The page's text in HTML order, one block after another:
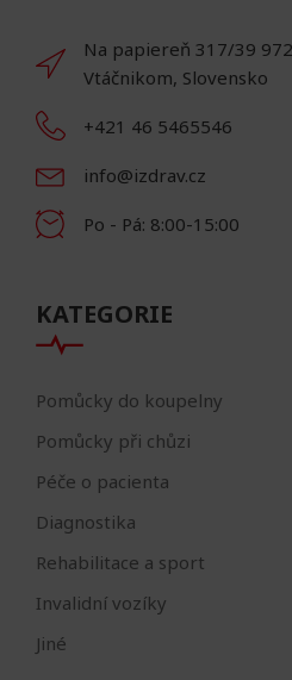
Na papiereň 317/39
Vtáčnikom, Slovensko
+421 46 5465546
info@izdrav.cz
Po - Pá: 8:00-15:00
KATEGORIE
Pomůcky do koupelny
Pomůcky při chůzi
Péče o pacienta
Diagnostika
Rehabilitace a sport
Invalidní vozíky
Jiné